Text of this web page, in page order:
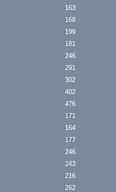
163
168
199
181
246
291
302
402
476
171
164
177
246
243
216
262